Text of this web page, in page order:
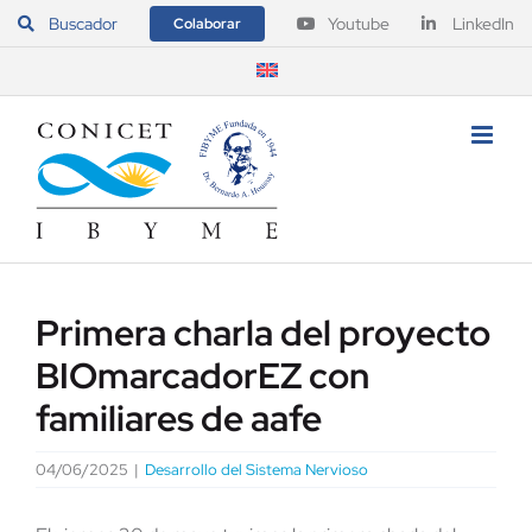
Saltar
Buscador Colaborar Youtube LinkedIn
Primera charla del proyecto
BIOmarcadorEZ con
familiares de aafe
04/06/2025 | Desarrollo del Sistema Nervioso